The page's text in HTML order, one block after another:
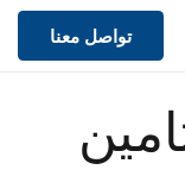
تواصل معنا